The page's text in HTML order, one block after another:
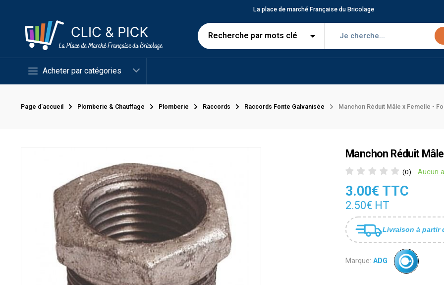
La place de marché Française du Bricolage
Acheter par catégories
Page d'accueil Plomberie & Chauffage Plomberie Raccords Raccords Fonte Galvanisée Manchon Réduit Mâle x Femelle -
Manchon Réduit
(0) Aucun
3.00€ TTC
2.50€ HT
Livraison à partir
Marque: ADG